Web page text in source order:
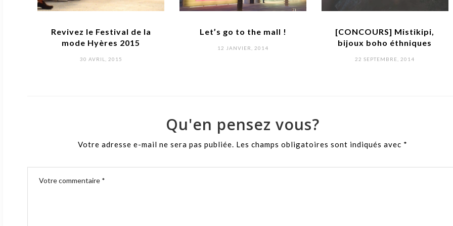
Revivez le Festival de la
mode Hyères 2015
POSTED
30 AVRIL, 2015
Let’s go to the mall !
POSTED
12 JANVIER, 2014
[CONCOURS] Mistikipi,
bijoux boho éthniques
POSTED
22 SEPTEMBRE, 2014
Qu'en pensez vous?
Votre adresse e-mail ne sera pas publiée. Les champs obligatoires sont indiqués avec *